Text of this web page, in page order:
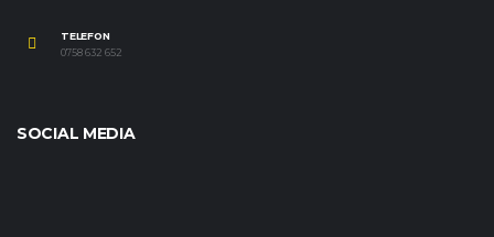
TELEFON
0758 632 652
SOCIAL MEDIA